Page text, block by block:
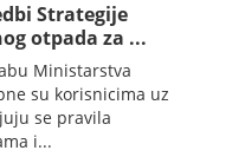
Strategije
otpada za ...
Ministarstva
su korisnicima uz
se pravila
i...